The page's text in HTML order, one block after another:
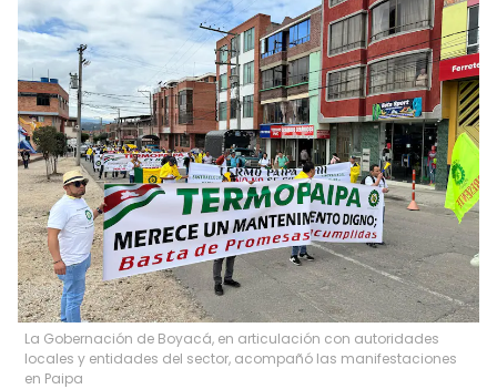
La Gobernación de Boyacá, en articulación con autoridades
locales y entidades del sector, acompañó las manifestaciones
en Paipa